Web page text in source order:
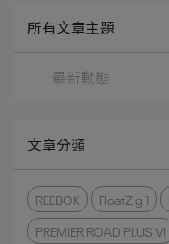
所有文章主題
最新動態
文章分類
REEBOK FloatZig 1
PREMIER ROAD PLUS VI